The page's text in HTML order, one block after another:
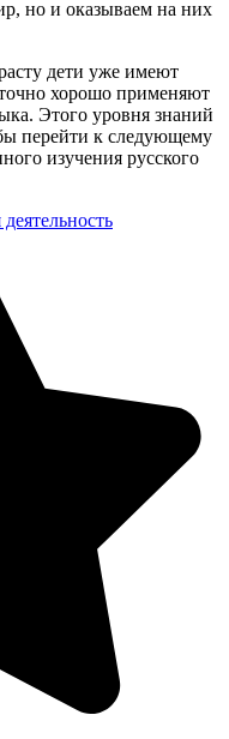
но и оказываем на них
дети уже имеют
хорошо применяют
Этого уровня знаний
перейти к следующему
изучения русского
деятельность